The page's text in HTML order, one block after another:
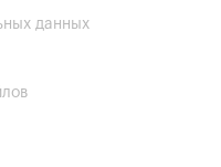
данных